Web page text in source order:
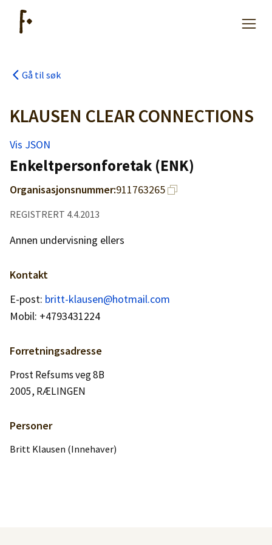
Kjøpe lister
Priser
Logg inn
Lag konto
Gå til søk
KLAUSEN CLEAR CONNECTIONS
Vis JSON
Enkeltpersonforetak (ENK)
Organisasjonsnummer:911763265
REGISTRERT 4.4.2013
Annen undervisning ellers
Kontakt
E-post: britt-klausen@hotmail.com
Mobil: +4793431224
Forretningsadresse
Prost Refsums veg 8B
2005, RÆLINGEN
Personer
Britt Klausen (Innehaver)